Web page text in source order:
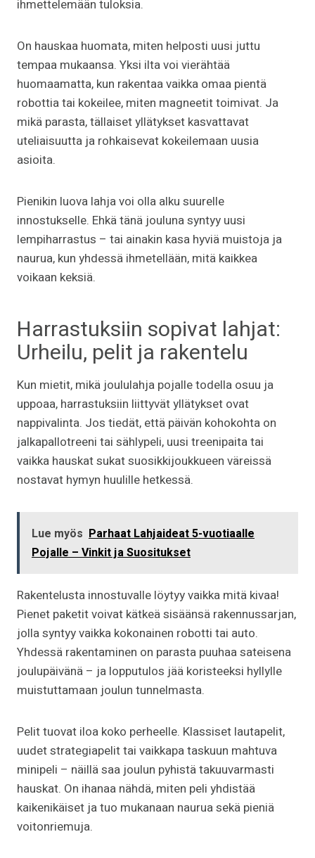
ihmettelemään tuloksia.
On hauskaa huomata, miten helposti uusi juttu
tempaa mukaansa. Yksi ilta voi vierähtää
huomaamatta, kun rakentaa vaikka omaa pientä
robottia tai kokeilee, miten magneetit toimivat. Ja
mikä parasta, tällaiset yllätykset kasvattavat
uteliaisuutta ja rohkaisevat kokeilemaan uusia
asioita.
Pienikin luova lahja voi olla alku suurelle
innostukselle. Ehkä tänä jouluna syntyy uusi
lempiharrastus – tai ainakin kasa hyviä muistoja ja
naurua, kun yhdessä ihmetellään, mitä kaikkea
voikaan keksiä.
Harrastuksiin sopivat lahjat:
Urheilu, pelit ja rakentelu
Kun mietit, mikä joululahja pojalle todella osuu ja
uppoaa, harrastuksiin liittyvät yllätykset ovat
nappivalinta. Jos tiedät, että päivän kohokohta on
jalkapallotreeni tai sählypeli, uusi treenipaita tai
vaikka hauskat sukat suosikkijoukkueen väreissä
nostavat hymyn huulille hetkessä.
Lue myös Parhaat Lahjaideat 5-vuotiaalle
Pojalle – Vinkit ja Suositukset
Rakentelusta innostuvalle löytyy vaikka mitä kivaa!
Pienet paketit voivat kätkeä sisäänsä rakennussarjan,
jolla syntyy vaikka kokonainen robotti tai auto.
Yhdessä rakentaminen on parasta puuhaa sateisena
joulupäivänä – ja lopputulos jää koristeeksi hyllylle
muistuttamaan joulun tunnelmasta.
Pelit tuovat iloa koko perheelle. Klassiset lautapelit,
uudet strategiapelit tai vaikkapa taskuun mahtuva
minipeli – näillä saa joulun pyhistä takuuvarmasti
hauskat. On ihanaa nähdä, miten peli yhdistää
kaikenikäiset ja tuo mukanaan naurua sekä pieniä
voitonriemuja.